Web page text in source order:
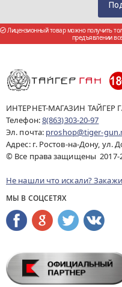
Лицензионный товар можно получить
предъявлении
ИНТЕРНЕТ-МАГАЗИН ТАЙГЕР
Телефон:8(863)303-20-97
Эл. почта: proshop@tiger-
Адрес: г. Ростов-на-Дону, ул.
© Все права защищены 2017-
Не нашли что искали?
МЫ В СОЦСЕТЯХ